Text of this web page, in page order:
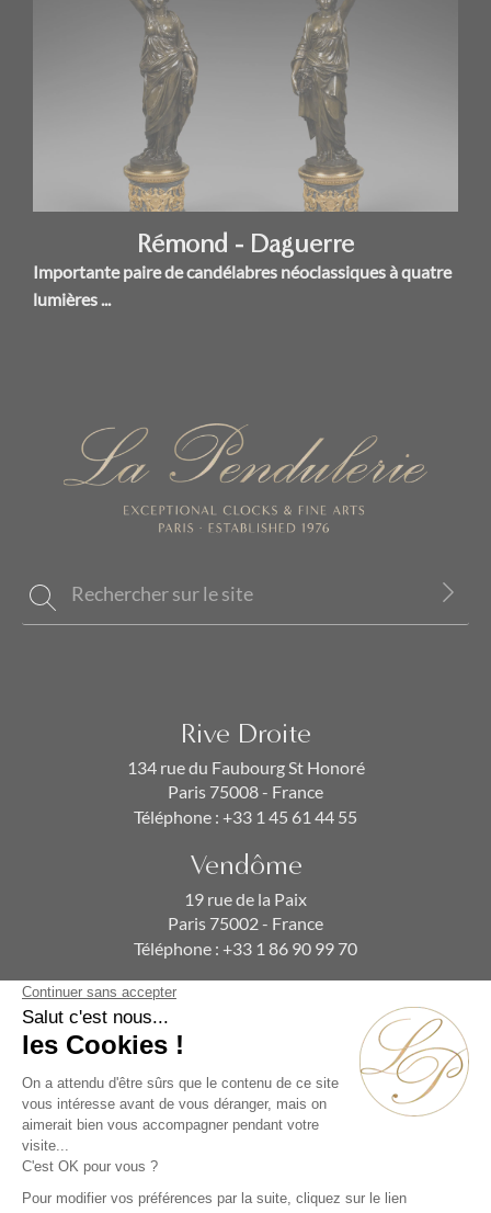
Rémond - Daguerre
Importante paire de candélabres néoclassiques à quatre
lumières ...
Rive Droite
134 rue du Faubourg St Honoré
Paris 75008 - France
Téléphone : +33 1 45 61 44 55
Vendôme
19 rue de la Paix
Paris 75002 - France
Téléphone : +33 1 86 90 99 70
ABONNEZ-VOUS À NOTRE NEWSLETTER
Alternative: